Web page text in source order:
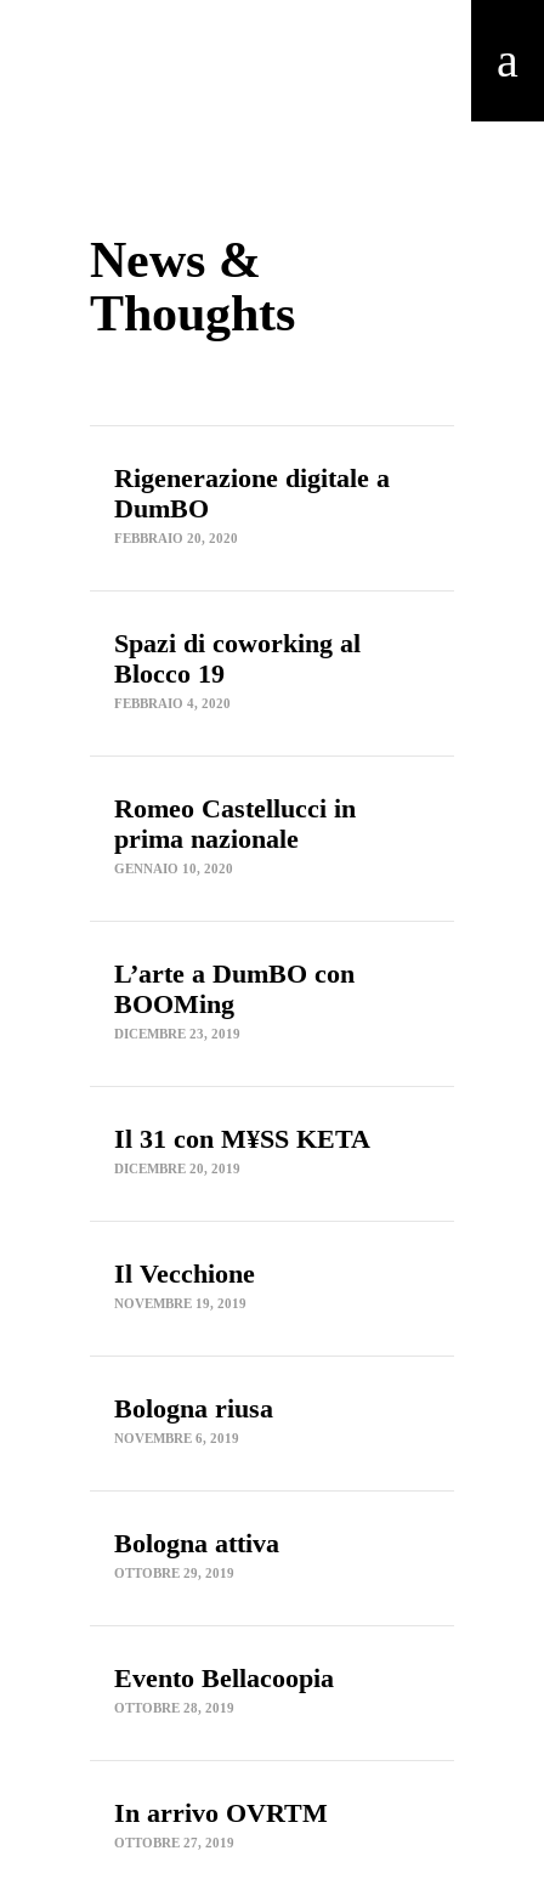
News &
Thoughts
Rigenerazione digitale a
DumBO
FEBBRAIO 20, 2020
Spazi di coworking al
Blocco 19
FEBBRAIO 4, 2020
Romeo Castellucci in
prima nazionale
GENNAIO 10, 2020
L’arte a DumBO con
BOOMing
DICEMBRE 23, 2019
Il 31 con M¥SS KETA
DICEMBRE 20, 2019
Il Vecchione
NOVEMBRE 19, 2019
Bologna riusa
NOVEMBRE 6, 2019
Bologna attiva
OTTOBRE 29, 2019
Evento Bellacoopia
OTTOBRE 28, 2019
In arrivo OVRTM
OTTOBRE 27, 2019